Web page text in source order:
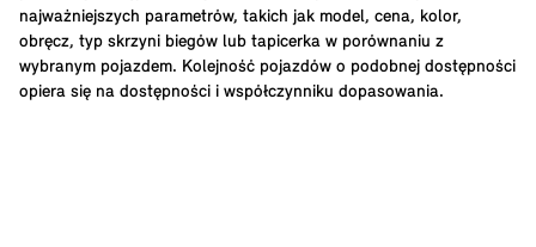
najważniejszych parametrów, takich jak model, cena, kolor,
obręcz, typ skrzyni biegów lub tapicerka w porównaniu z
wybranym pojazdem. Kolejność pojazdów o podobnej dostępności
opiera się na dostępności i współczynniku dopasowania.